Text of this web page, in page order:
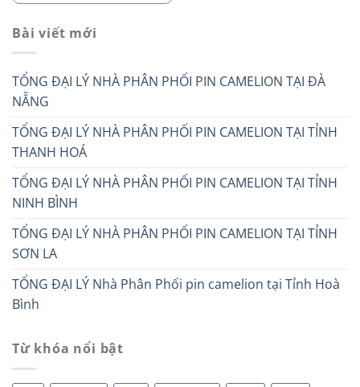
Bài viết mới
TỔNG ĐẠI LÝ NHÀ PHÂN PHỐI PIN CAMELION TẠI ĐÀ
NẴNG
TỔNG ĐẠI LÝ NHÀ PHÂN PHỐI PIN CAMELION TẠI TỈNH
THANH HOÁ
TỔNG ĐẠI LÝ NHÀ PHÂN PHỐI PIN CAMELION TẠI TỈNH
NINH BÌNH
TỔNG ĐẠI LÝ NHÀ PHÂN PHỐI PIN CAMELION TẠI TỈNH
SƠN LA
TỔNG ĐẠI LÝ Nhà Phân Phối pin camelion tại Tỉnh Hoà
Bình
Từ khóa nổi bật